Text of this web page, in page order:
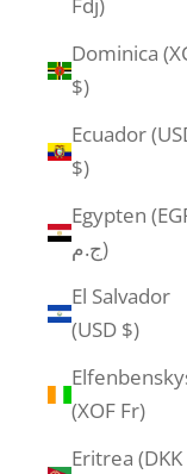
Dominica
$)
Ecuador
$)
Egypten
ج.م)
El Salvador
(USD $)
(XOF Fr)
Eritrea (DKK